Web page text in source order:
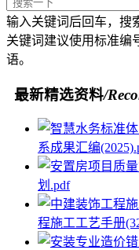
输入关键词后回车，搜
关键词建议使用标准编
语。
最新精选资料/
系成果汇编
划.pdf
程施工工艺手册